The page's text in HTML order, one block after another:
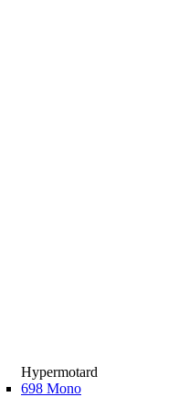
Hypermotard
698 Mono